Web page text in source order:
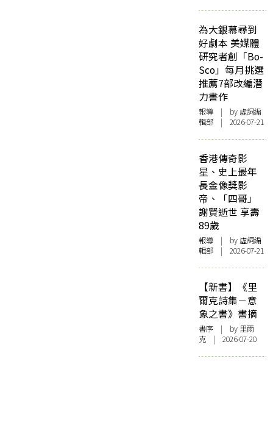
為大銀幕尋到
好劇本 美媒體
研究者創「Bo-
Sco」每月挑選
推薦7部改編潛
力書作
報導 | by 虛詞編
輯部 | 2026-07-21
香港傳奇影
星、史上最年
長金像獎影
帝、「四哥」
謝賢逝世 享壽
89歲
報導 | by 虛詞編
輯部 | 2026-07-21
【新書】《里
爾克詩集－意
象之書》書摘
書序 | by 里爾
克 | 2026-07-20